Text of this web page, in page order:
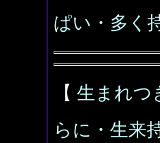
ぱい・多く
【 生まれつ
らに・生来